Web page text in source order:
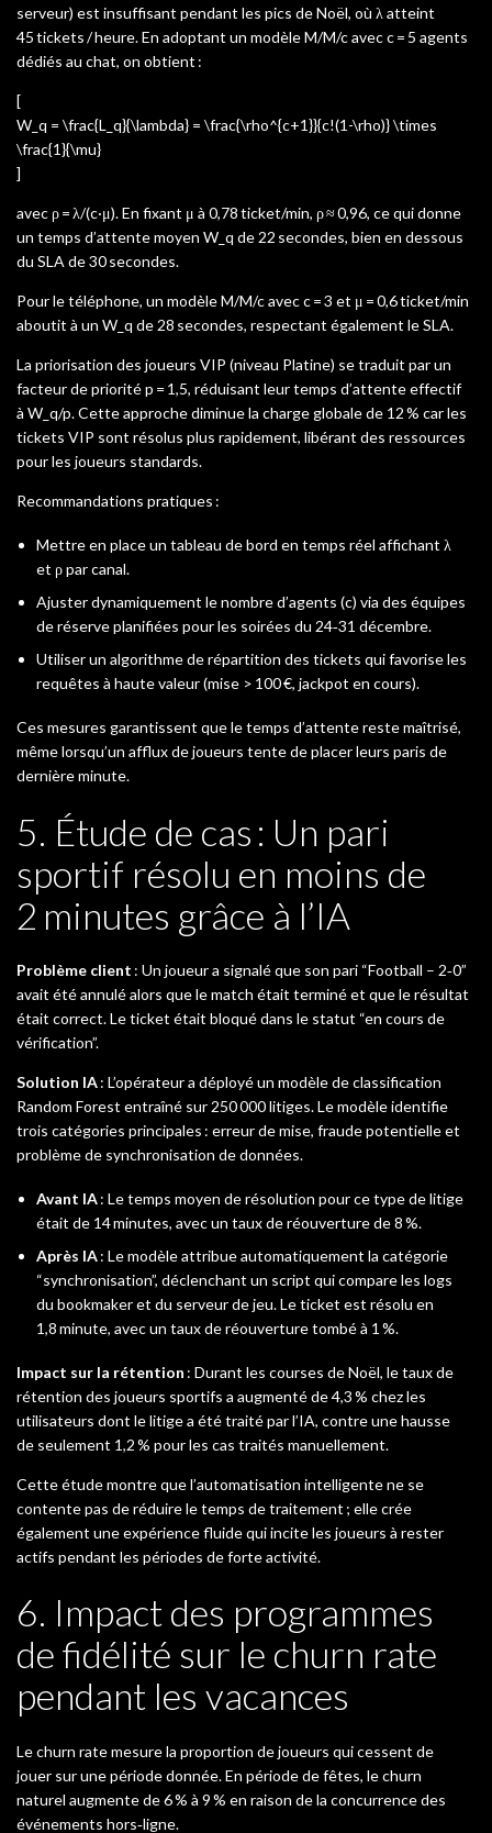
serveur) est insuffisant pendant les pics de Noël, où λ atteint
45 tickets / heure. En adoptant un modèle M/M/c avec c = 5 agents
dédiés au chat, on obtient :
[
W_q = \frac{L_q}{\lambda} = \frac{\rho^{c+1}}{c!(1-\rho)} \times
\frac{1}{\mu}
]
avec ρ = λ/(c·μ). En fixant μ à 0,78 ticket/min, ρ ≈ 0,96, ce qui donne
un temps d’attente moyen W_q de 22 secondes, bien en dessous
du SLA de 30 secondes.
Pour le téléphone, un modèle M/M/c avec c = 3 et μ = 0,6 ticket/min
aboutit à un W_q de 28 secondes, respectant également le SLA.
La priorisation des joueurs VIP (niveau Platine) se traduit par un
facteur de priorité p = 1,5, réduisant leur temps d’attente effectif
à W_q/p. Cette approche diminue la charge globale de 12 % car les
tickets VIP sont résolus plus rapidement, libérant des ressources
pour les joueurs standards.
Recommandations pratiques :
Mettre en place un tableau de bord en temps réel affichant λ
et ρ par canal.
Ajuster dynamiquement le nombre d’agents (c) via des équipes
de réserve planifiées pour les soirées du 24‑31 décembre.
Utiliser un algorithme de répartition des tickets qui favorise les
requêtes à haute valeur (mise > 100 €, jackpot en cours).
Ces mesures garantissent que le temps d’attente reste maîtrisé,
même lorsqu’un afflux de joueurs tente de placer leurs paris de
dernière minute.
5. Étude de cas : Un pari
sportif résolu en moins de
2 minutes grâce à l’IA
Problème client : Un joueur a signalé que son pari “Football – 2‑0”
avait été annulé alors que le match était terminé et que le résultat
était correct. Le ticket était bloqué dans le statut “en cours de
vérification”.
Solution IA: L’opérateur a déployé un modèle de classification
Random Forest entraîné sur 250 000 litiges. Le modèle identifie
trois catégories principales : erreur de mise, fraude potentielle et
problème de synchronisation de données.
Avant IA: Le temps moyen de résolution pour ce type de litige
était de 14 minutes, avec un taux de réouverture de 8 %.
Après IA: Le modèle attribue automatiquement la catégorie
“synchronisation”, déclenchant un script qui compare les logs
du bookmaker et du serveur de jeu. Le ticket est résolu en
1,8 minute, avec un taux de réouverture tombé à 1 %.
Impact sur la rétention : Durant les courses de Noël, le taux de
rétention des joueurs sportifs a augmenté de 4,3 % chez les
utilisateurs dont le litige a été traité par l’IA, contre une hausse
de seulement 1,2 % pour les cas traités manuellement.
Cette étude montre que l’automatisation intelligente ne se
contente pas de réduire le temps de traitement ; elle crée
également une expérience fluide qui incite les joueurs à rester
actifs pendant les périodes de forte activité.
6. Impact des programmes
de fidélité sur le churn rate
pendant les vacances
Le churn rate mesure la proportion de joueurs qui cessent de
jouer sur une période donnée. En période de fêtes, le churn
naturel augmente de 6 % à 9 % en raison de la concurrence des
événements hors‑ligne.